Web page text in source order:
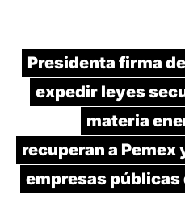
Presidenta firma
expedir leyes
materia
recuperan a Pemex
empresas públicas